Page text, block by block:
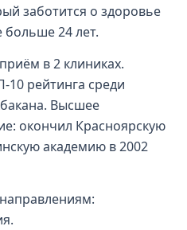
заботится о здоровье
больше 24 лет.
в 2 клиниках.
10 рейтинга среди
Высшее
окончил Красноярскую
академию в 2002